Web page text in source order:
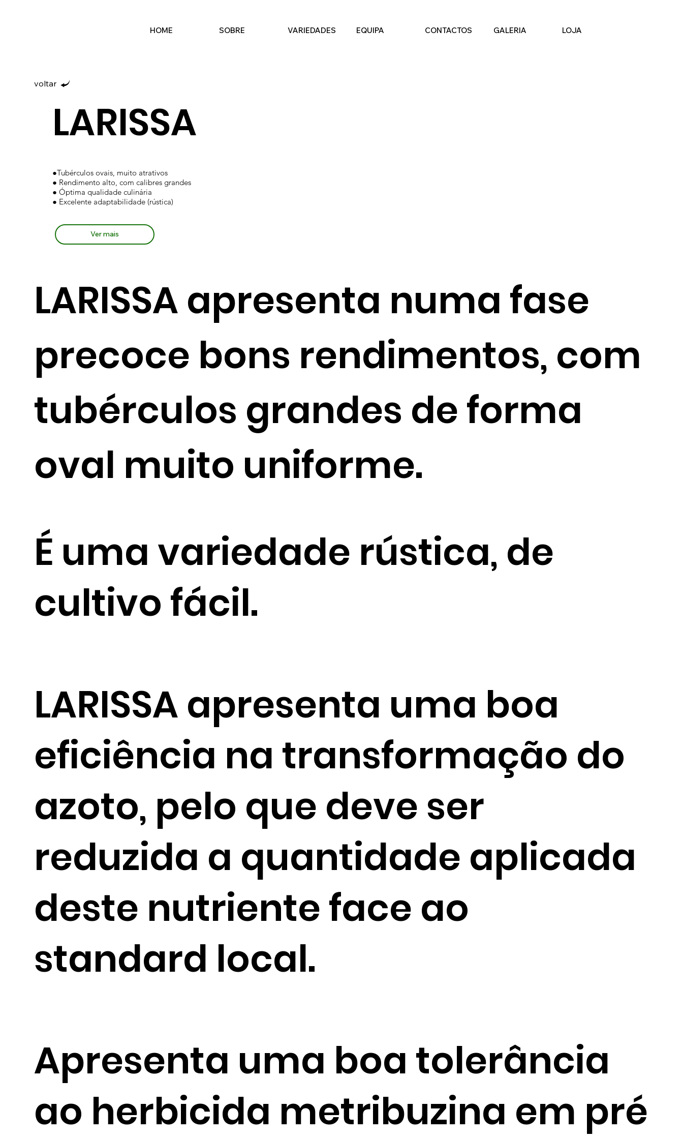
HOME SOBRE VARIEDADES EQUIPA CONTACTOS GALERIA LOJA
LARISSA
●Tubérculos ovais, muito atrativos
● Rendimento alto, com calibres grandes
● Óptima qualidade culinária
● Excelente adaptabilidade (rústica)
Ver mais
voltar
LARISSA apresenta numa fase
precoce bons rendimentos, com
tubérculos grandes de forma
oval muito uniforme.
É uma variedade rústica, de
cultivo fácil.
LARISSA apresenta uma boa
eficiência na transformação do
azoto, pelo que deve ser
reduzida a quantidade aplicada
deste nutriente face ao
standard local.
Apresenta uma boa tolerância
ao herbicida metribuzina em pré